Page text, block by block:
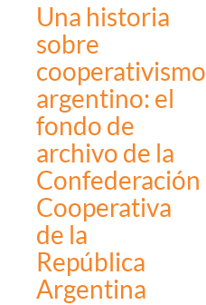
Una historia
sobre
cooperativismo
argentino: el
fondo de
archivo de la
Confederación
Cooperativa
de la
República
Argentina